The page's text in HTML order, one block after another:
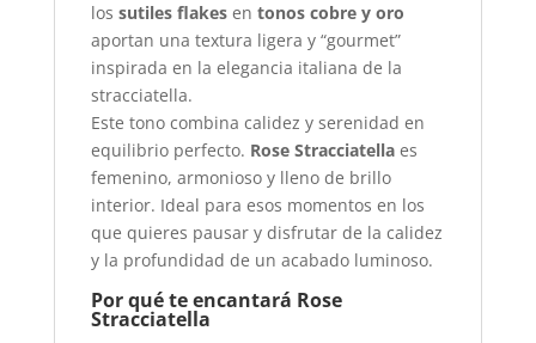
los sutiles flakesen tonos cobre y oro
aportan una textura ligera y “gourmet”
inspirada en la elegancia italiana de la
stracciatella.
Este tono combina calidez y serenidad en
equilibrio perfecto. Rose Stracciatellaes
femenino, armonioso y lleno de brillo
interior. Ideal para esos momentos en los
que quieres pausar y disfrutar de la calidez
y la profundidad de un acabado luminoso.
Por qué te encantará Rose
Stracciatella